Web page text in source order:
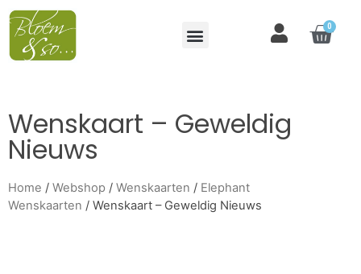
0
Wenskaart – Geweldig
Nieuws
Home / Webshop / Wenskaarten / Elephant
Wenskaarten / Wenskaart – Geweldig Nieuws